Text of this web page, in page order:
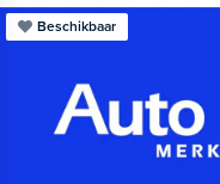
Beschikbaar